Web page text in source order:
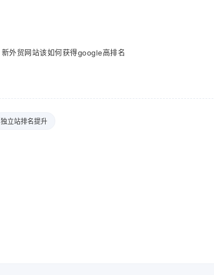
新外贸网站该如何获得google高排名
独立站排名提升